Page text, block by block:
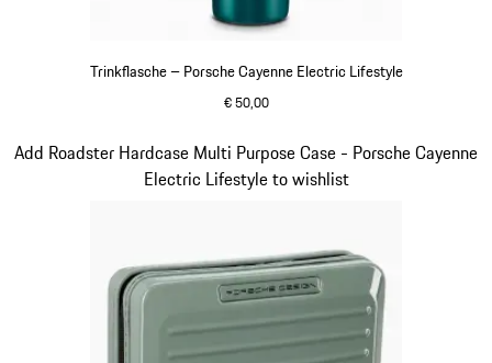
Trinkflasche – Porsche Cayenne Electric Lifestyle
€ 50,00
Add Roadster Hardcase Multi Purpose Case - Porsche Cayenne
Electric Lifestyle to wishlist
Slide 14 von 15